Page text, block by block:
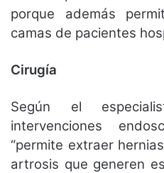
porque además
camas de pacientes
Cirugía
Según el
intervenciones
“permite extraer
artrosis que generen